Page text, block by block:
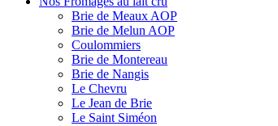
Brie de Meaux AOP
Brie de Melun AOP
Coulommiers
Brie de Montereau
Brie de Nangis
Le Chevru
Le Jean de Brie
Le Saint Siméon